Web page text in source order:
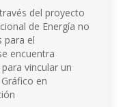
del proyecto
de Energía no
para el
encuentra
vincular un
en